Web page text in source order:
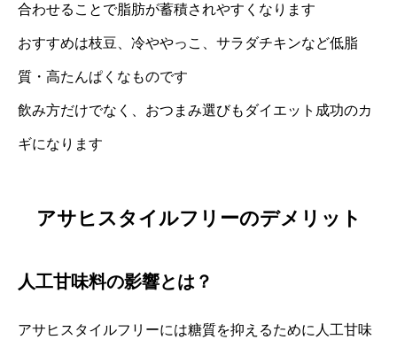
合わせることで脂肪が蓄積されやすくなります
おすすめは枝豆、冷ややっこ、サラダチキンなど低脂
質・高たんぱくなものです
飲み方だけでなく、おつまみ選びもダイエット成功のカ
ギになります
アサヒスタイルフリーのデメリット
人工甘味料の影響とは？
アサヒスタイルフリーには糖質を抑えるために人工甘味